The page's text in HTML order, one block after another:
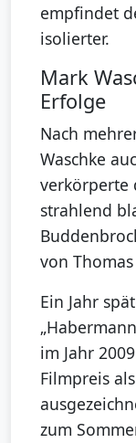
empfindet
isolierter.
Mark
Erfolge
Nach
Waschke
verkörperte
strahlend
von
Ein Jahr
im Jahr
Filmpreis
zum